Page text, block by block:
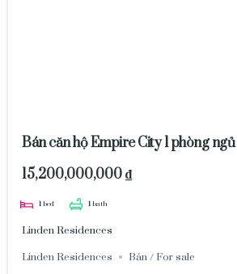
Bán căn hộ Empire City 1 phòng
15,200,000,000 ₫
1 bed 1bath
Linden Residences
Linden Residences Bán / For sale